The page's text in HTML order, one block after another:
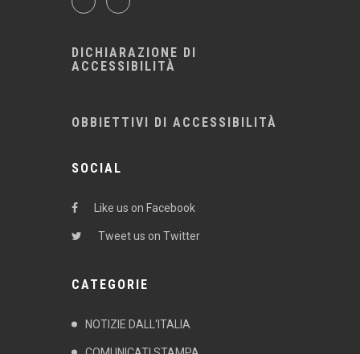
DICHIARAZIONE DI
ACCESSIBILITÀ
OBBIETTIVI DI ACCESSIBILITÀ
SOCIAL
Like us on Facebook
Tweet us on Twitter
CATEGORIE
NOTIZIE DALL'ITALIA